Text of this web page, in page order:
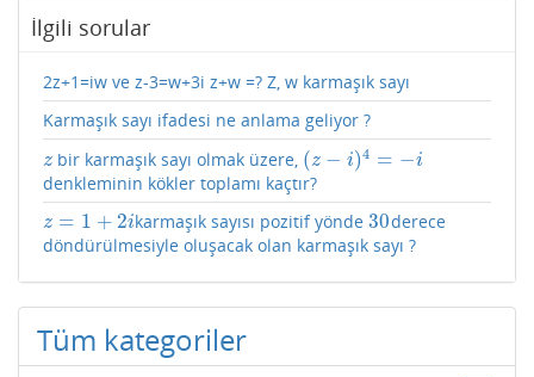
İlgili sorular
2z+1=iw ve z-3=w+3i z+w =? Z, w karmaşık sayı
Karmaşık sayı ifadesi ne anlama geliyor ?
z
z bir karmaşık sayı olmak üzere, (z − i)4 = −i
(z− i)4 =−i
denkleminin kökler toplamı kaçtır?
z = 1 + 2i
z=1+ 2i karmaşık sayısı pozitif yönde30
30derece
döndürülmesiyle oluşacak olan karmaşık sayı ?
Tüm kategoriler